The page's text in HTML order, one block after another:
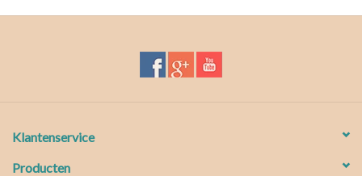
Klantenservice
Producten